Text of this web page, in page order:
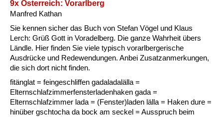
9x Österreich: Vorarlberg
Manfred Kathan
Sie kennen sicher das Buch von Stefan Vögel und Klaus
Lerch: Grüß Gott in Voradelberg. Die ganze Wahrheit übers
Ländle. Hier finden Sie viele typisch vorarlbergerische
Ausdrücke und Redewendungen. Anbei Zusatzanmerkungen,
die sich dort nicht finden.
fitänglat = feingeschliffen gadaladalälla =
Elternschlafzimmerfensterladenhaken gada =
Elternschlafzimmer lada = (Fenster)laden lälla = Haken dure =
hinüber gschtocha da bock am seckel = Ausspruch beim